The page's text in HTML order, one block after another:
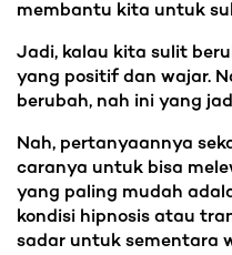
membantu kita untuk
Jadi, kalau kita sulit
yang positif dan wajar.
berubah, nah ini yang
Nah, pertanyaannya
caranya untuk bisa
yang paling mudah
kondisi hipnosis atau
sadar untuk sementara